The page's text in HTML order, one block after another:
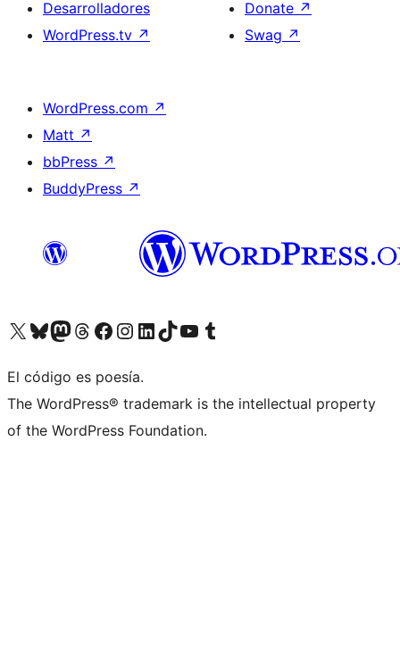
Desarrolladores
WordPress.tv ↗
Donate ↗
Swag ↗
WordPress.com ↗
Matt ↗
bbPress ↗
BuddyPress ↗
Visit our X (formerly Twitter) account
Visit our Bluesky account
Visit our Mastodon account
Visit our Threads account
Visita nuestra página de Facebook
Visita nuestra cuenta de Instagram
Visita nuestra cuenta de LinkedIn
Visit our TikTok account
Visita nuestro canal de YouTube
Visit our Tumblr account
El código es poesía.
The WordPress® trademark is the intellectual property
of the WordPress Foundation.